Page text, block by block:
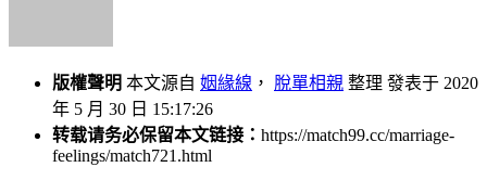
版權聲明 本文源自 姻緣線 ， 脫單相親 整理 發表于 2020
年 5 月 30 日 15:17:26
转载请务必保留本文链接： https://match99.cc/marriage-
feelings/match721.html